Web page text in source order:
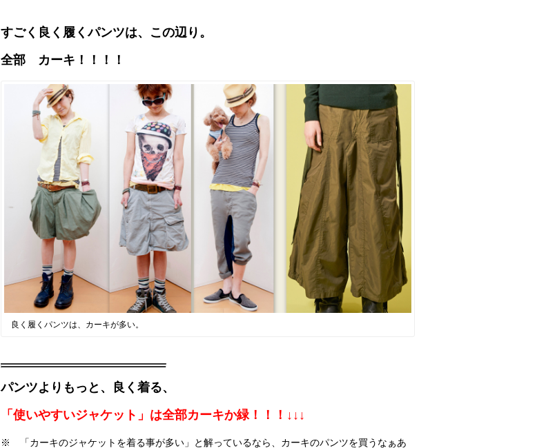
すごく良く履くパンツは、この辺り。
全部 カーキ！！！！
良く履くパンツは、カーキが多い。
パンツよりもっと、良く着る、
「使いやすいジャケット」は全部カーキか緑！！！↓↓↓
※ 「カーキのジャケットを着る事が多い」と解っているなら、カーキのパンツを買うなぁあ